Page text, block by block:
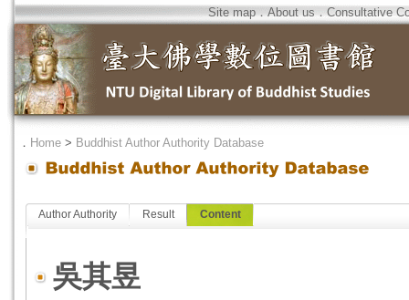
Site map．About us．Consultative
． Home > Buddhist Author Authority Database
Author Authority Result Content
吳其昱